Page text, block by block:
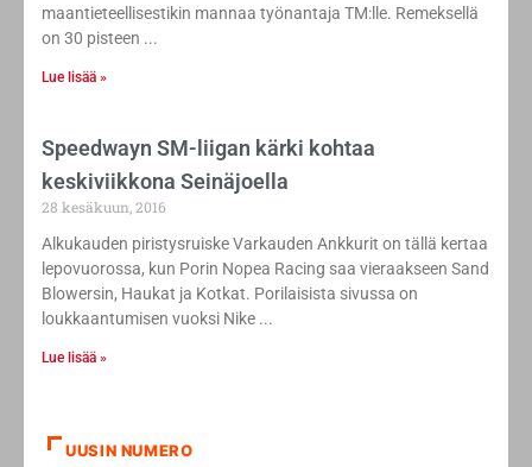
maantieteellisestikin mannaa työnantaja TM:lle. Remeksellä
on 30 pisteen
Lue lisää »
Speedwayn SM-liigan kärki kohtaa
keskiviikkona Seinäjoella
28 kesäkuun, 2016
Alkukauden piristysruiske Varkauden Ankkurit on tällä kertaa
lepovuorossa, kun Porin Nopea Racing saa vieraakseen Sand
Blowersin, Haukat ja Kotkat. Porilaisista sivussa on
loukkaantumisen vuoksi Nike
Lue lisää »
UUSIN NUMERO